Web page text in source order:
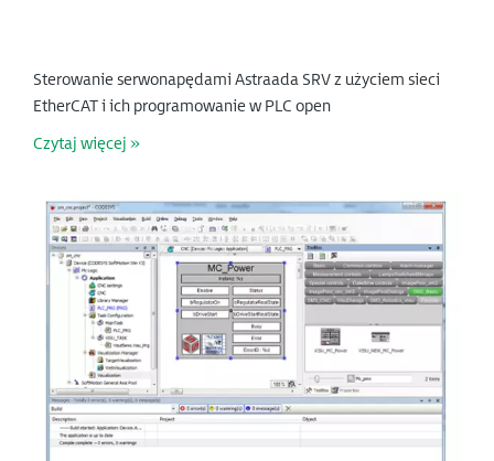
Sterowanie serwonapędami Astraada SRV z użyciem sieci
EtherCAT i ich programowanie w PLC open
Czytaj więcej »